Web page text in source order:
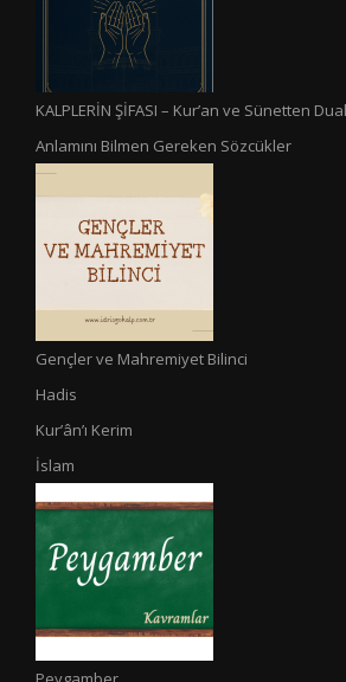
KALPLERİN ŞİFASI – Kur’an ve Sünetten
Anlamını Bilmen Gereken Sözcükler
Gençler ve Mahremiyet Bilinci
Hadis
Kur’ân’ı Kerim
İslam